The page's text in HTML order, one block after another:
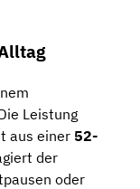
Leistung
aus einer 52-
der
oder